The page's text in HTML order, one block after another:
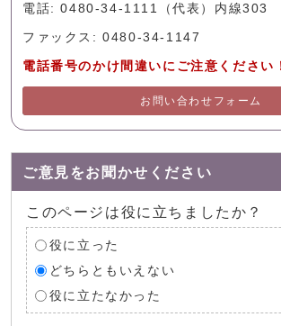
電話: 0480-34-1111（代表）内線303
ファックス: 0480-34-1147
電話番号のかけ間違いにご注意ください
お問い合わせフォーム
ご意見をお聞かせください
このページは役に立ちましたか？
役に立った
どちらともいえない
役に立たなかった